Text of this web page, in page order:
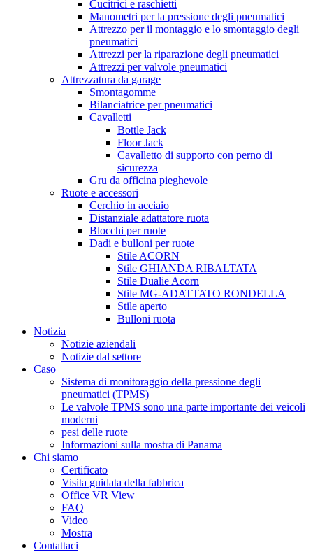
Cucitrici e raschietti
Manometri per la pressione degli pneumatici
Attrezzo per il montaggio e lo smontaggio degli
pneumatici
Attrezzi per la riparazione degli pneumatici
Attrezzi per valvole pneumatici
Attrezzatura da garage
Smontagomme
Bilanciatrice per pneumatici
Cavalletti
Bottle Jack
Floor Jack
Cavalletto di supporto con perno di
sicurezza
Gru da officina pieghevole
Ruote e accessori
Cerchio in acciaio
Distanziale adattatore ruota
Blocchi per ruote
Dadi e bulloni per ruote
Stile ACORN
Stile GHIANDA RIBALTATA
Stile Dualie Acorn
Stile MG-ADATTATO RONDELLA
Stile aperto
Bulloni ruota
Notizia
Notizie aziendali
Notizie dal settore
Caso
Sistema di monitoraggio della pressione degli
pneumatici (TPMS)
Le valvole TPMS sono una parte importante dei veicoli
moderni
pesi delle ruote
Informazioni sulla mostra di Panama
Chi siamo
Certificato
Visita guidata della fabbrica
Office VR View
FAQ
Video
Mostra
Contattaci